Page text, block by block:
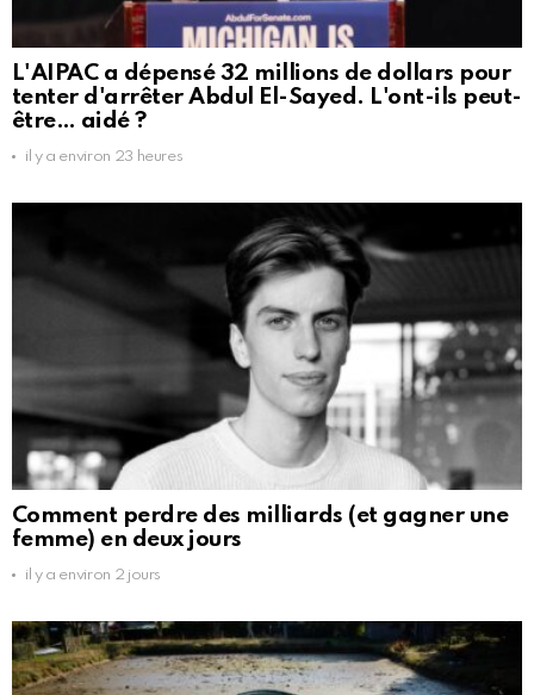
L'AIPAC a dépensé 32 millions de dollars pour
tenter d'arrêter Abdul El-Sayed. L'ont-ils peut-
être… aidé ?
il y a environ 23 heures
Comment perdre des milliards (et gagner une
femme) en deux jours
il y a environ 2 jours